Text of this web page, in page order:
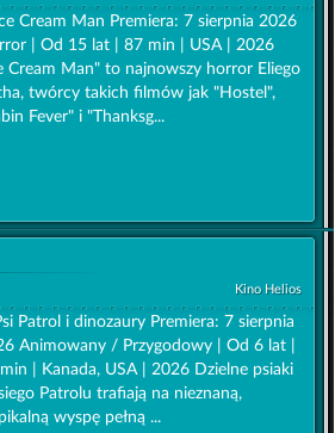
Cream Man Premiera: 7 sierpnia 2026
| Od 15 lat | 87 min | USA | 2026
Cream Man" to najnowszy horror Eliego
twórcy takich filmów jak "Hostel",
Fever" i "Thanksg...
Kino Helios
Patrol i dinozaury Premiera: 7 sierpnia
Animowany / Przygodowy | Od 6 lat |
| Kanada, USA | 2026 Dzielne psiaki
Patrolu trafiają na nieznaną,
wyspę pełną ...